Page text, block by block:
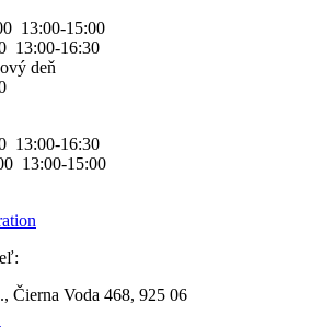
13:00-15:00
13:00-16:30
deň
13:00-16:30
13:00-15:00
Čierna Voda 468, 925 06